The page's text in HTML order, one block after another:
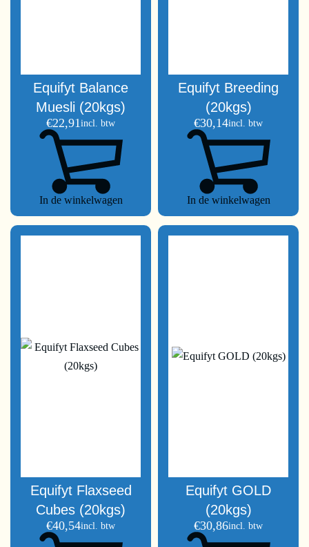
Equifyt Balance
Muesli (20kgs)
€22,91incl. btw
In de winkelwagen
Equifyt Breeding
(20kgs)
€30,14incl. btw
In de winkelwagen
Equifyt Flaxseed
Cubes (20kgs)
€40,54incl. btw
Equifyt GOLD
(20kgs)
€30,86incl. btw